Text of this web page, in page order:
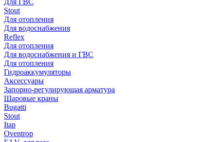
Для ГВС
Stout
Для отопления
Для водоснабжения
Reflex
Для отопления
Для водоснабжения и ГВС
Для отопления
Гидроаккумуляторы
Аксессуары
Запорно-регулирующая арматура
Шаровые краны
Bugatti
Stout
Itap
Oventrop